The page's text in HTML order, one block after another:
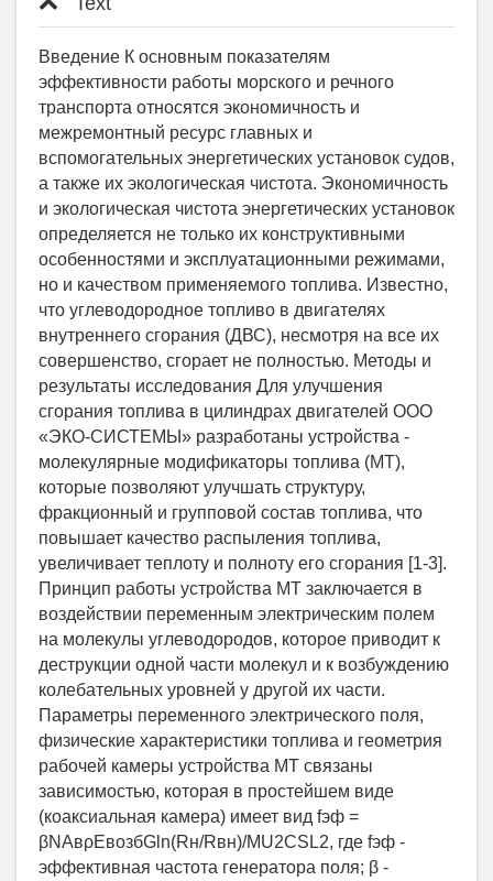
Введение К основным показателям
эффективности работы морского и речного
транспорта относятся экономичность и
межремонтный ресурс главных и
вспомогательных энергетических установок судов,
а также их экологическая чистота. Экономичность
и экологическая чистота энергетических установок
определяется не только их конструктивными
особенностями и эксплуатационными режимами,
но и качеством применяемого топлива. Известно,
что углеводородное топливо в двигателях
внутреннего сгорания (ДВС), несмотря на все их
совершенство, сгорает не полностью. Методы и
результаты исследования Для улучшения
сгорания топлива в цилиндрах двигателей ООО
«ЭКО-СИСТЕМЫ» разработаны устройства -
молекулярные модификаторы топлива (МТ),
которые позволяют улучшать структуру,
фракционный и групповой состав топлива, что
повышает качество распыления топлива,
увеличивает теплоту и полноту его сгорания [1-3].
Принцип работы устройства МТ заключается в
воздействии переменным электрическим полем
на молекулы углеводородов, которое приводит к
деструкции одной части молекул и к возбуждению
колебательных уровней у другой их части.
Параметры переменного электрического поля,
физические характеристики топлива и геометрия
рабочей камеры устройства МТ связаны
зависимостью, которая в простейшем виде
(коаксиальная камера) имеет вид fэф =
βNАвρЕвозбGln(Rн/Rвн)/МU2CSL2, где fэф -
эффективная частота генератора поля; β -